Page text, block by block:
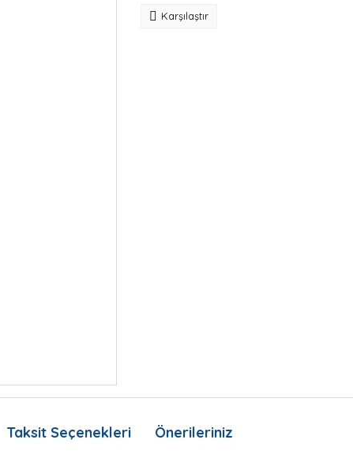
Karşılaştır
Taksit Seçenekleri Önerileriniz